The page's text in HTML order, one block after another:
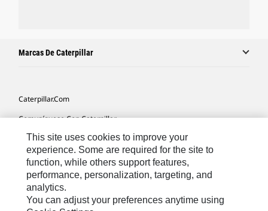
Marcas De Caterpillar
Caterpillar.com
Comuníquese Con Caterpillar
Mis Preferencias De Marketing
Mapa Del Sitio
Cookie Settings
Avisos Legales
This site uses cookies to improve your
experience. Some are required for the site to
function, while others support features,
performance, personalization, targeting, and
analytics.
You can adjust your preferences anytime using